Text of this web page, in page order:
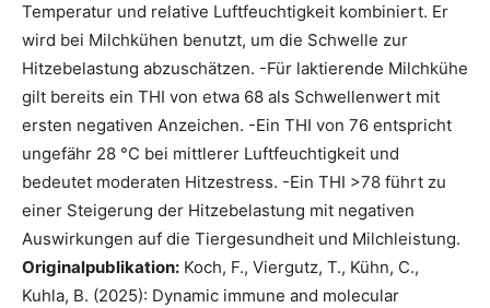
Temperatur und relative Luftfeuchtigkeit kombiniert. Er
wird bei Milchkühen benutzt, um die Schwelle zur
Hitzebelastung abzuschätzen. -Für laktierende Milchkühe
gilt bereits ein THI von etwa 68 als Schwellenwert mit
ersten negativen Anzeichen. -Ein THI von 76 entspricht
ungefähr 28 °C bei mittlerer Luftfeuchtigkeit und
bedeutet moderaten Hitzestress. -Ein THI >78 führt zu
einer Steigerung der Hitzebelastung mit negativen
Auswirkungen auf die Tiergesundheit und Milchleistung.
Originalpublikation: Koch, F., Viergutz, T., Kühn, C.,
Kuhla, B. (2025): Dynamic immune and molecular